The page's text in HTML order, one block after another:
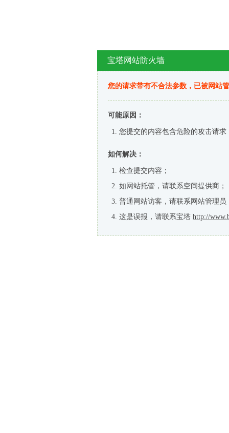
宝塔网站防火墙
您的请求带有不合法参数，已被网站
可能原因：
您提交的内容包含危险的攻击请求
如何解决：
检查提交内容；
如网站托管，请联系空间提供商；
普通网站访客，请联系网站管理员
这是误报，请联系宝塔 http://